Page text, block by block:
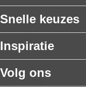
Snelle keuzes
Inspiratie
Volg ons